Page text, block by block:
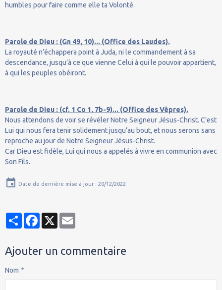
humbles pour faire comme elle ta Volonté.
Parole de Dieu : (Gn 49, 10)... (Office des Laudes).
La royauté n’échappera point à Juda, ni le commandement à sa
descendance, jusqu’à ce que vienne Celui à qui le pouvoir appartient,
à qui les peuples obéiront.
Parole de Dieu : (cf. 1 Co 1, 7b-9)... (Office des Vêpres).
Nous attendons de voir se révéler Notre Seigneur Jésus-Christ. C’est
Lui qui nous fera tenir solidement jusqu’au bout, et nous serons sans
reproche au jour de Notre Seigneur Jésus-Christ.
Car Dieu est fidèle, Lui qui nous a appelés à vivre en communion avec
Son Fils.
Date de dernière mise à jour : 20/12/2022
PartagerFacebook
X
Ajouter un commentaire
Nom